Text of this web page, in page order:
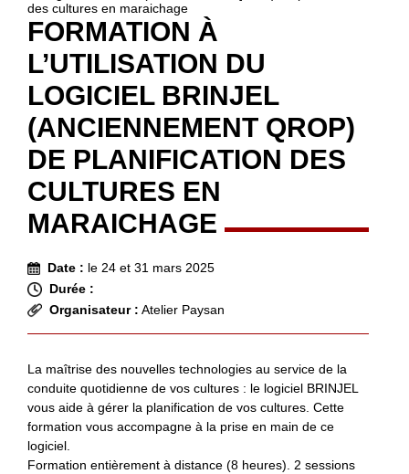
des cultures en maraichage
FORMATION À
L’UTILISATION DU
LOGICIEL BRINJEL
(ANCIENNEMENT QROP)
DE PLANIFICATION DES
CULTURES EN
MARAICHAGE
Date : le 24 et 31 mars 2025
Durée :
Organisateur : Atelier Paysan
La maîtrise des nouvelles technologies au service de la
conduite quotidienne de vos cultures : le logiciel BRINJEL
vous aide à gérer la planification de vos cultures. Cette
formation vous accompagne à la prise en main de ce
logiciel.
Formation entièrement à distance (8 heures). 2 sessions